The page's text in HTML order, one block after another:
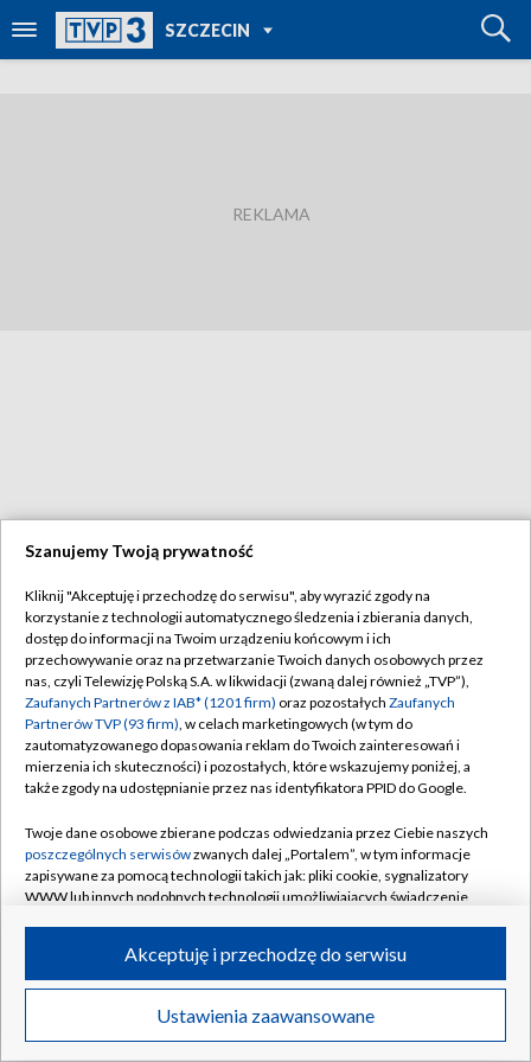
SZCZECIN
TVP REGIONY
Szanujemy Twoją prywatność
Kliknij "Akceptuję i przechodzę do serwisu", aby wyrazić zgody na
korzystanie z technologii automatycznego śledzenia i zbierania danych,
dostęp do informacji na Twoim urządzeniu końcowym i ich
przechowywanie oraz na przetwarzanie Twoich danych osobowych przez
nas, czyli Telewizję Polską S.A. w likwidacji (zwaną dalej również „TVP”),
Zaufanych Partnerów z IAB* (1201 firm) oraz pozostałych Zaufanych
Partnerów TVP (93 firm), w celach marketingowych (w tym do
zautomatyzowanego dopasowania reklam do Twoich zainteresowań i
mierzenia ich skuteczności) i pozostałych, które wskazujemy poniżej, a
także zgody na udostępnianie przez nas identyfikatora PPID do Google.
Twoje dane osobowe zbierane podczas odwiedzania przez Ciebie naszych
poszczególnych serwisówzwanych dalej „Portalem”, w tym informacje
zapisywane za pomocą technologii takich jak: pliki cookie, sygnalizatory
WWW lub innych podobnych technologii umożliwiających świadczenie
ruchu w Internecie.
Twoje dane osobowe zbierane podczas odwiedzania przez Ciebie
poszczególnych serwisówna Portalu, takie jak adresy IP, identyfikatory
Ustawienia zaawansowane
Akceptuję i przechodzę do serwisu